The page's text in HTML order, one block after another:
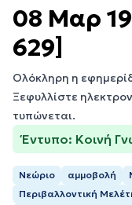
08 Μαρ
629]
Ολόκληρη η
Ξεφυλλίστε
τυπώνεται.
Έντυπο: Κοινή
Νεώριο αμμοβολή
Περιβαλλοντική